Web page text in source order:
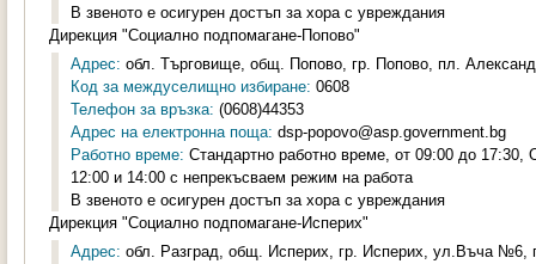
В звеното е осигурен достъп за хора с увреждания
Дирекция "Социално подпомагане-Попово"
Адрес: обл. Търговище, общ. Попово, гр. Попово, пл.
Код за междуселищно избиране: 0608
Телефон за връзка: (0608)44353
Адрес на електронна поща: dsp-popovo@asp.government.bg
Работно време: Стандартно работно време, от 09:00 до
12:00 и 14:00 с непрекъсваем режим на работа
В звеното е осигурен достъп за хора с увреждания
Дирекция "Социално подпомагане-Исперих"
Адрес: обл. Разград, общ. Исперих, гр. Исперих, ул.Въча №6,